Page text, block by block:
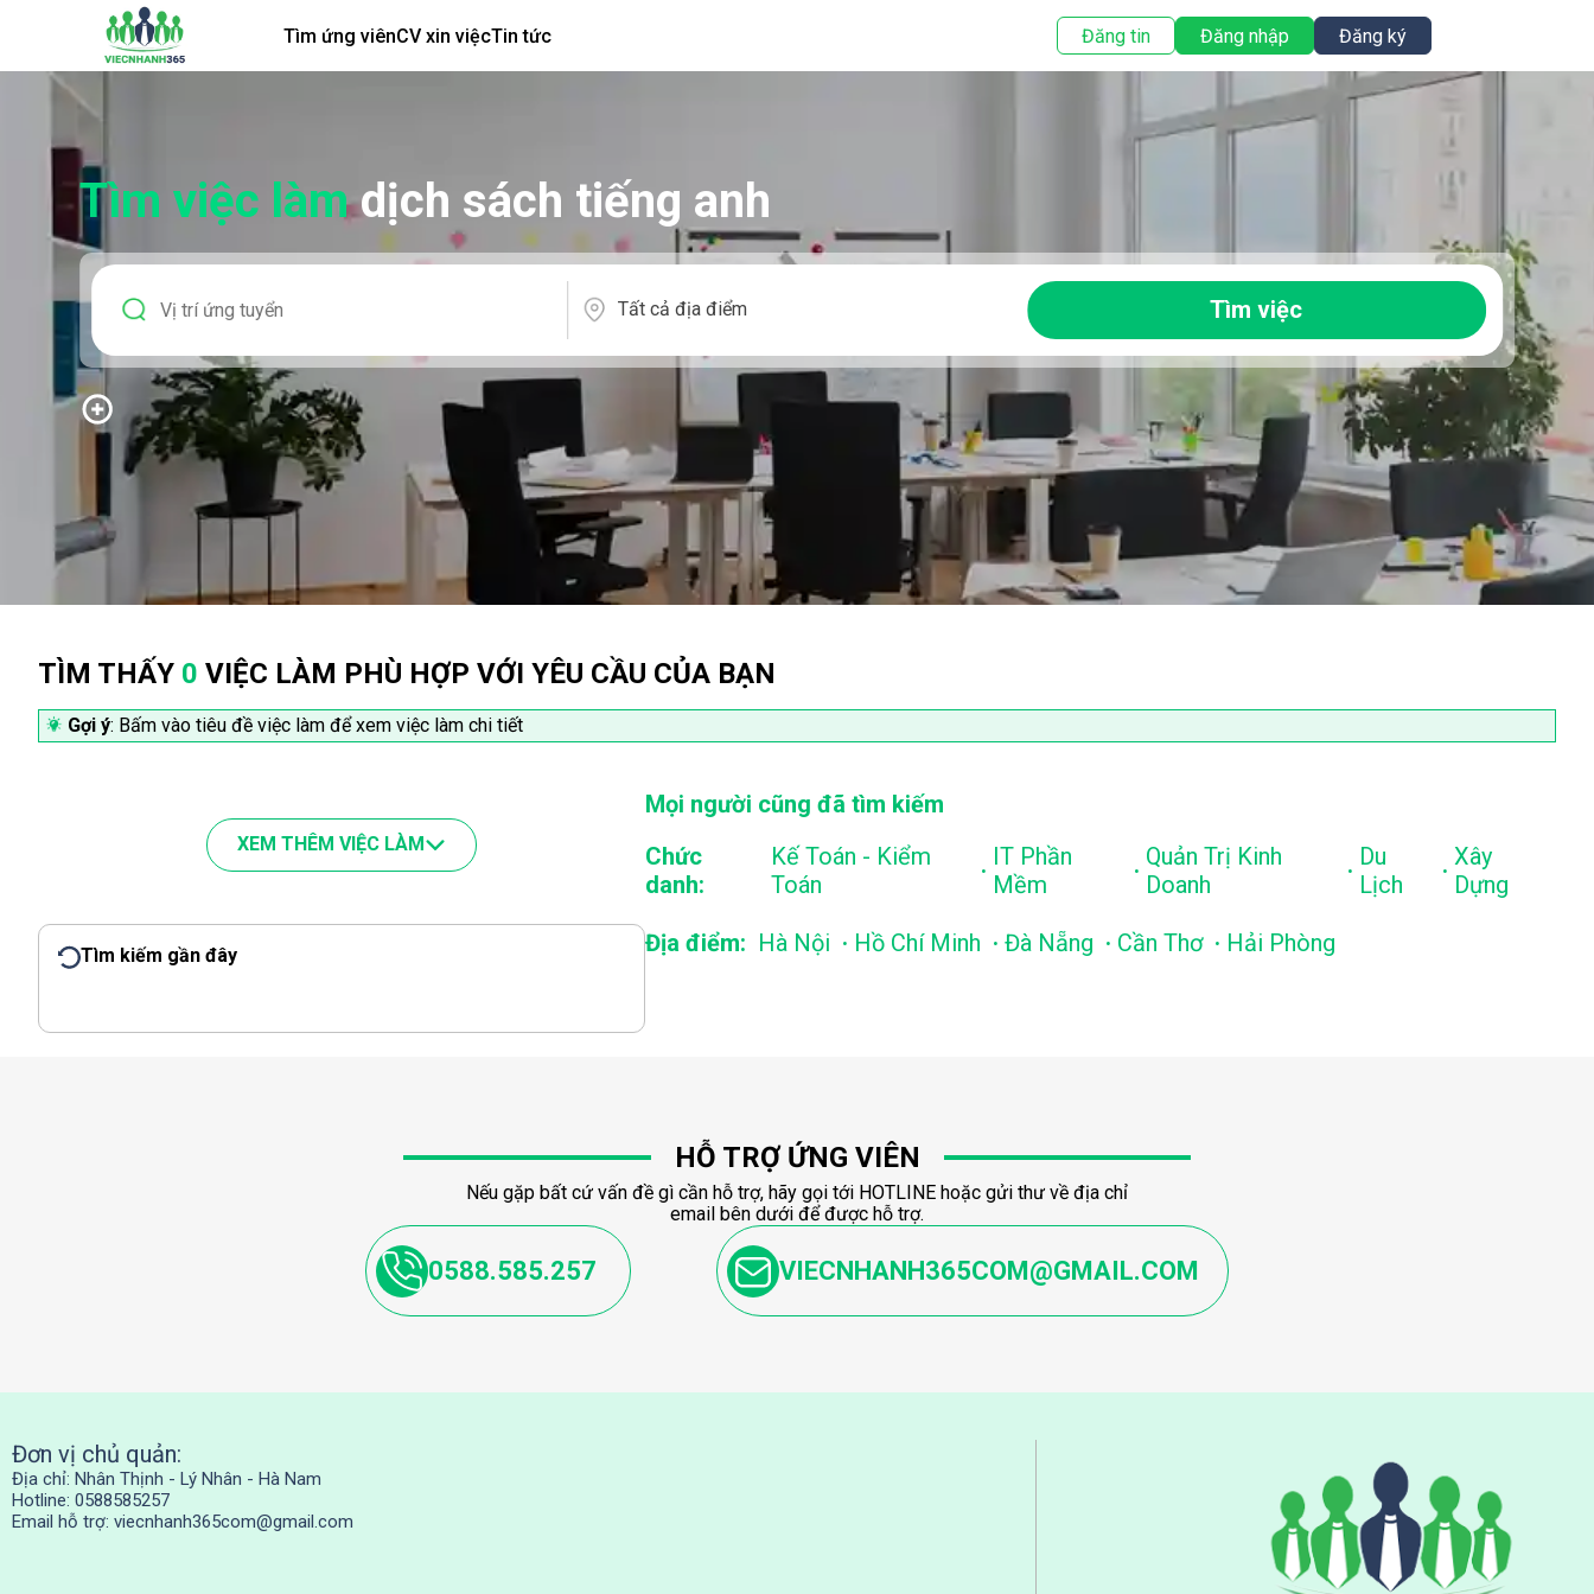
Tìm ứng viênCV xin việcTin tức Đăng tin Đăng nhập Đăng ký
Tìm việc làmdịch sách tiếng anh
Tất cả địa điểm Tìm việc
TÌM THẤY 0 VIỆC LÀM PHÙ HỢP VỚI YÊU CẦU CỦA BẠN
Gợi ý: Bấm vào tiêu đề việc làm để xem việc làm chi tiết
XEM THÊM VIỆC LÀM
Tìm kiếm gần đây
Mọi người cũng đã tìm kiếm
Chức
danh:
Kế Toán - Kiểm
Toán
. IT Phần
Mềm
. Quản Trị Kinh
Doanh
. Du
Lịch
. Xây
Dựng
Địa điểm: Hà Nội . Hồ Chí Minh . Đà Nẵng . Cần Thơ . Hải Phòng
HỖ TRỢ ỨNG VIÊN
Nếu gặp bất cứ vấn đề gì cần hỗ trợ, hãy gọi tới HOTLINE hoặc gửi thư về địa chỉ
email bên dưới để được hỗ trợ.
0588.585.257 VIECNHANH365COM@GMAIL.COM
Đơn vị chủ quản:
Địa chỉ: Nhân Thịnh - Lý Nhân - Hà Nam
Hotline: 0588585257
Email hỗ trợ: viecnhanh365com@gmail.com